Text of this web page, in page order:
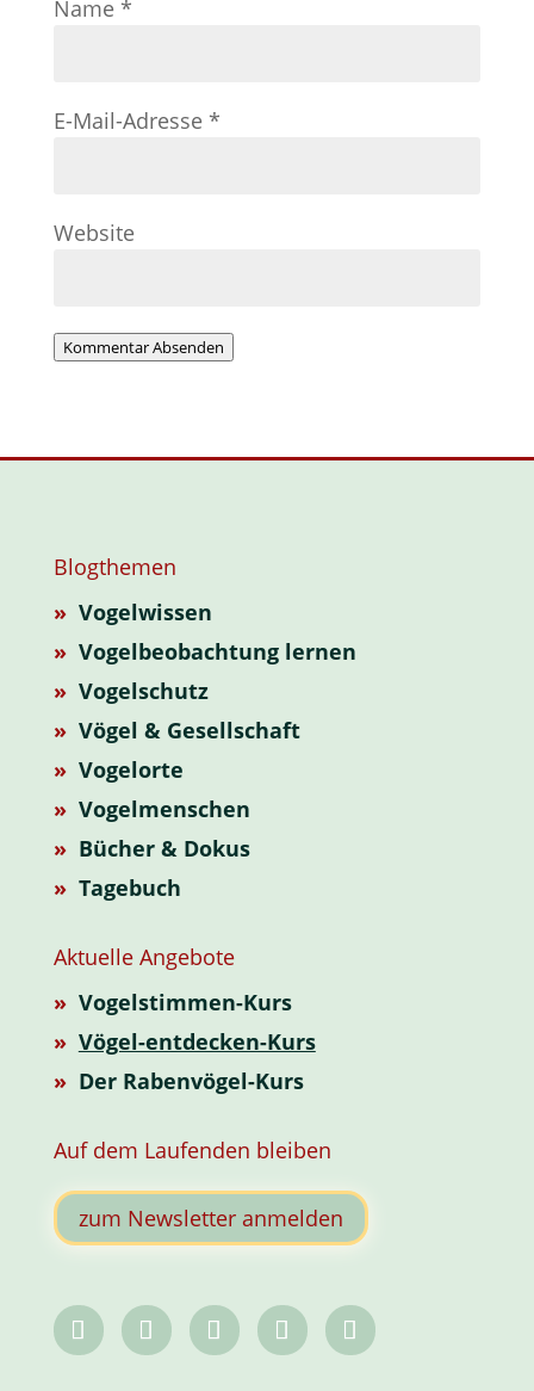
Name *
E-Mail-Adresse *
Website
Kommentar Absenden
Blogthemen
» Vogelwissen
» Vogelbeobachtung lernen
» Vogelschutz
» Vögel & Gesellschaft
» Vogelorte
» Vogelmenschen
» Bücher & Dokus
» Tagebuch
Aktuelle Angebote
» Vogelstimmen-Kurs
» Vögel-entdecken-Kurs
» Der Rabenvögel-Kurs
Auf dem Laufenden bleiben
zum Newsletter anmelden